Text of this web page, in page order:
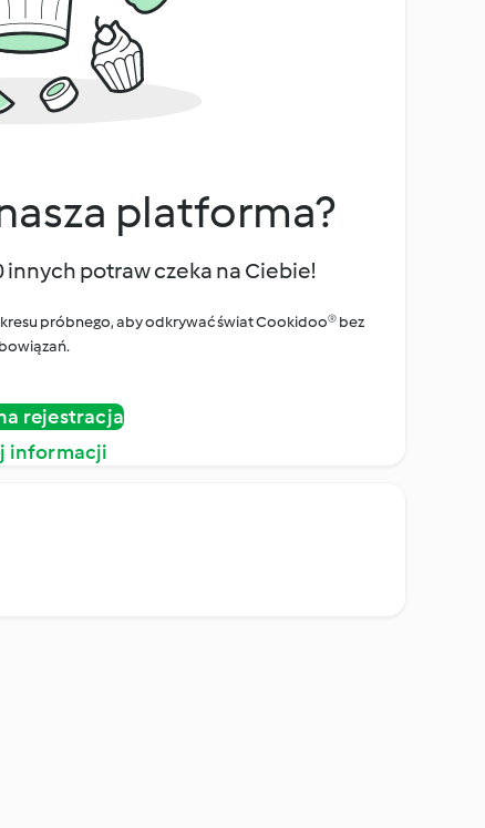
platforma?
innych potraw czeka na Ciebie!
próbnego, aby odkrywać świat Cookidoo® bez
rejestracja
informacji